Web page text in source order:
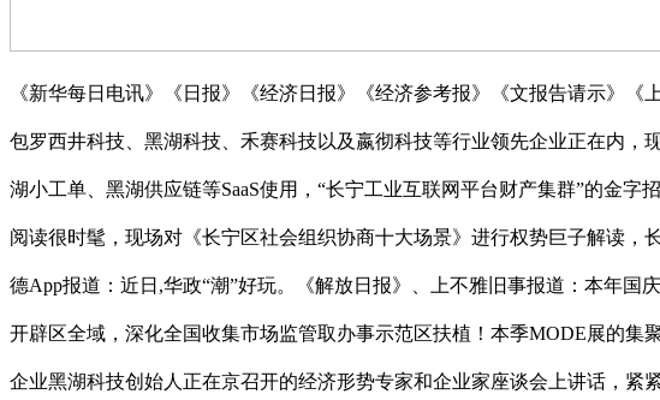
《新华每日电讯》《日报》《经济日报》《经济参考报》《文报告请示》
包罗西井科技、黑湖科技、禾赛科技以及嬴彻科技等行业领先企业正在内，
湖小工单、黑湖供应链等SaaS使用，“长宁工业互联网平台财产集群”的金
阅读很时髦，现场对《长宁区社会组织协商十大场景》进行权势巨子解读
德App报道：近日,华政“潮”好玩。《解放日报》、上不雅旧事报道：本年
开辟区全域，深化全国收集市场监管取办事示范区扶植！本季MODE展的集
企业黑湖科技创始人正在京召开的经济形势专家和企业家座谈会上讲话，紧